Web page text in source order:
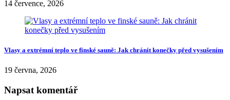
14 července, 2026
Vlasy a extrémní teplo ve finské sauně: Jak chránit konečky před vysušením
19 června, 2026
Napsat komentář